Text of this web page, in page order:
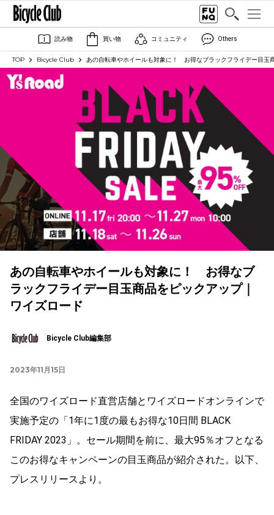
読み物 買い物 コミュニティ Others
TOP Bicycle Club あの自転車やホイールも対象に！ お得なブラックフライデー目玉
あの自転車やホイールも対象に！ お得なブ
ラックフライデー目玉商品をピックアップ｜
ワイズロード
Bicycle Club編集部
2023年11月15日
全国のワイズロード直営店舗とワイズロードオンラインで
実施予定の「1年に1度の最もお得な10日間 BLACK
FRIDAY 2023」。セール期間を前に、最大95％オフとなる
このお得なキャンペーンの目玉商品が紹介された。以下、
プレスリリースより。